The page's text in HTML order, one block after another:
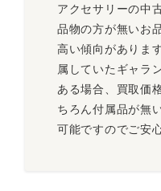
365個限定にて販売された
ルな顎無しスカルのお品
ナンバーが刻まれており
で是非ご依頼ください！
アクセサリーの中
品物の方が無いお
高い傾向がありま
属していたギャラ
ある場合、買取価
ちろん付属品が無
可能ですのでご安